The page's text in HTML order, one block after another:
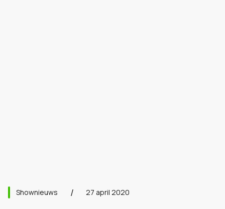
Shownieuws 27 april 2020